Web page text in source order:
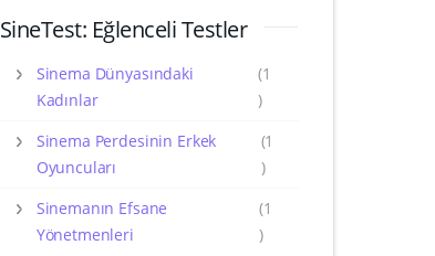
SineTest: Eğlenceli Testler
Sinema Dünyasındaki
Kadınlar
(1
)
Sinema Perdesinin Erkek
Oyuncuları
(1
)
Sinemanın Efsane
Yönetmenleri
(1
)